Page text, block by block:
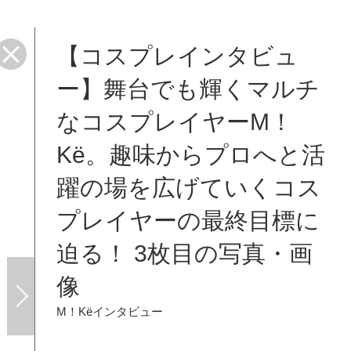
【コスプレインタビュ
ー】舞台でも輝くマルチ
なコスプレイヤーM！
Kё。趣味からプロへと活
躍の場を広げていくコス
プレイヤーの最終目標に
迫る！ 3枚目の写真・画
像
M！Kёインタビュー